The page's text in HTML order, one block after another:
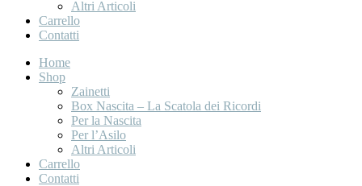
Altri Articoli
Carrello
Contatti
Home
Shop
Zainetti
Box Nascita – La Scatola dei Ricordi
Per la Nascita
Per l’Asilo
Altri Articoli
Carrello
Contatti